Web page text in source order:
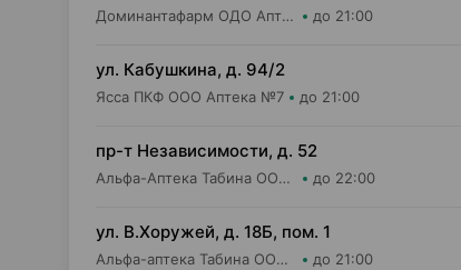
Доминантафарм ОДО Аптека №11 до 21:00
ул. Кабушкина, д. 94/2
Ясса ПКФ ООО Аптека №7 до 21:00
пр-т Независимости, д. 52
Альфа-Аптека Табина ООО Аптека №3 до 22:00
ул. В.Хоружей, д. 18Б, пом. 1
Альфа-аптека Табина ООО Аптека №11 до 21:00